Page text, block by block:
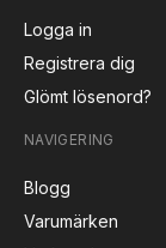
Logga in
Registrera dig
Glömt lösenord?
NAVIGERING
Blogg
Varumärken